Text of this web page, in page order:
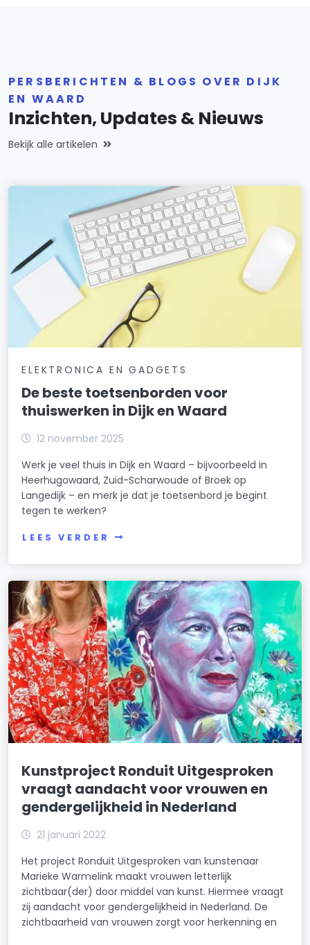
PERSBERICHTEN & BLOGS OVER DIJK
EN WAARD
Inzichten, Updates & Nieuws
Bekijk alle artikelen
ELEKTRONICA EN GADGETS
De beste toetsenborden voor
thuiswerken in Dijk en Waard
12 november 2025
Werk je veel thuis in Dijk en Waard – bijvoorbeeld in
Heerhugowaard, Zuid-Scharwoude of Broek op
Langedijk – en merk je dat je toetsenbord je begint
tegen te werken?
LEES VERDER
Kunstproject Ronduit Uitgesproken
vraagt aandacht voor vrouwen en
gendergelijkheid in Nederland
21 januari 2022
Het project Ronduit Uitgesproken van kunstenaar
Marieke Warmelink maakt vrouwen letterlijk
zichtbaar(der) door middel van kunst. Hiermee vraagt
zij aandacht voor gendergelijkheid in Nederland. De
zichtbaarheid van vrouwen zorgt voor herkenning en